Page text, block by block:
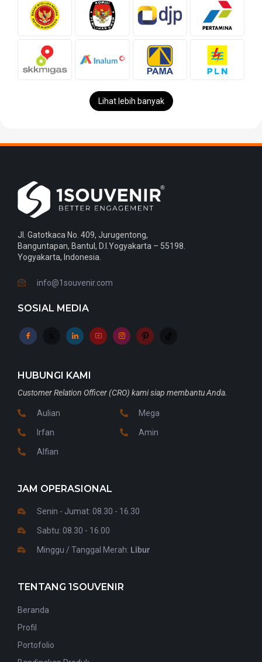
Lihat lebih banyak
Jl. Gatotkaca No. 409, Jurugentong,
Banguntapan, Bantul, D.I.Yogyakarta – 55198.
Yogyakarta, Indonesia.
info@1souvenir.com
SOSIAL MEDIA
HUBUNGI KAMI
Customer Relation Officer (CRO) kami siap membantu Anda.
Aulian
Irfan
Alfian
Mega
Amin
JAM OPERASIONAL
Senin - Jumat: 08.30 - 16.30
Sabtu: 08.30 - 16.00
Minggu / Tanggal Merah: Libur
TENTANG 1SOUVENIR
Beranda
Profil
Portofolio